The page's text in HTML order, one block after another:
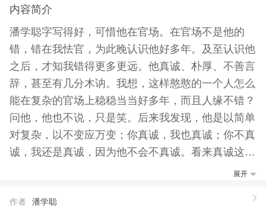
内容简介
潘学聪字写得好，可惜他在官场。在官场不是他的
错，错在我怯官，为此晚认识他好多年。及至认识他
之后，才知我错得更多更远。他真诚、朴厚、不善言
辞，甚至有几分木讷。我想，这样憨憨的一个人怎么
能在复杂的官场上稳稳当当好多年，而且人缘不错？
问他，他也不说，只是笑。后来我发现，他是以简单
对复杂，以不变应万变；你真诚，我也真诚；你不真
诚，我还是真诚，因为他不会不真诚。看来真诚这东
西，无论在哪里都缺不得。潘学聪其实是不学而聪，
展开
作者 潘学聪